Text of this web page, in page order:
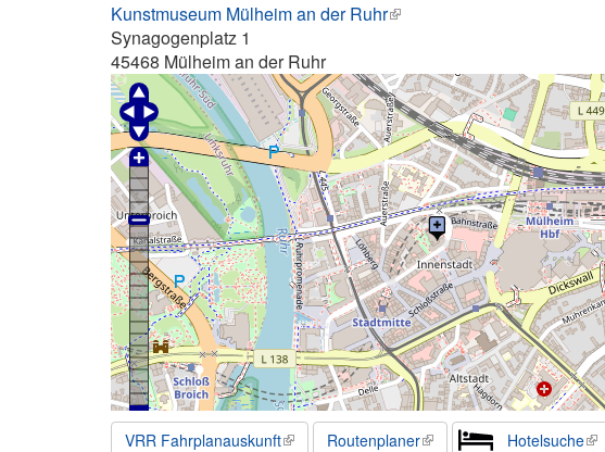
Kunstmuseum Mülheim an der Ruhr
Synagogenplatz 1
45468 Mülheim an der Ruhr
VRR Fahrplanauskunft Routenplaner Hotelsuche